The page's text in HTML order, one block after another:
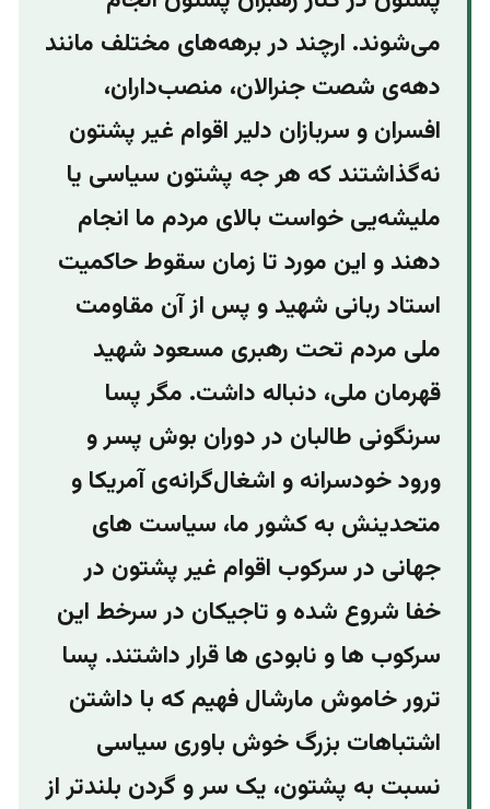
می‌شوند. ارچند در برهه‌های مختلف مانند
دهه‌ی شصت جنرالان،‌ منصب‌داران،
افسران و سربازان دلیر اقوام غیر پشتون
نه‌گذاشتند که هر جه پشتون سیاسی یا
ملیشه‌یی خواست بالای مردم ما انجام
دهند و این مورد تا زمان سقوط حاکمیت
استاد ربانی شهید و پس از آن مقاومت
ملی مردم تحت رهبری مسعود شهید
قهرمان ملی، دنباله داشت. مگر پسا
سرنگونی طالبان در دوران بوش پسر و
ورود خودسرانه و اشغال‌گرانه‌ی آمریکا و‌
متحدینش به کشور ما، سیاست های
جهانی در سرکوب اقوام غیر پشتون در
خفا شروع شده و تاجیکان در سرخط این
سرکوب ها و نابودی ها قرار داشتند. پسا
ترور خاموش مارشال فهیم که با داشتن
اشتباهات بزرگ خوش باوری سیاسی
نسبت به پشتون، یک سر و گردن بلندتر از